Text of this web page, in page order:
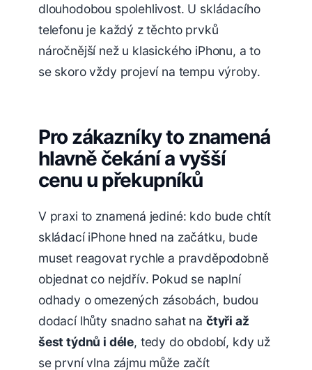
dlouhodobou spolehlivost. U skládacího
telefonu je každý z těchto prvků
náročnější než u klasického iPhonu, a to
se skoro vždy projeví na tempu výroby.
Pro zákazníky to znamená
hlavně čekání a vyšší
cenu u překupníků
V praxi to znamená jediné: kdo bude chtít
skládací iPhone hned na začátku, bude
muset reagovat rychle a pravděpodobně
objednat co nejdřív. Pokud se naplní
odhady o omezených zásobách, budou
dodací lhůty snadno sahat na čtyři až
šest týdnů i déle, tedy do období, kdy už
se první vlna zájmu může začít